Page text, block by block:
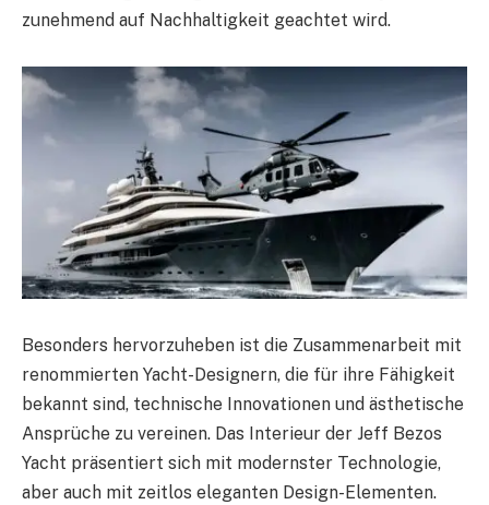
zunehmend auf Nachhaltigkeit geachtet wird.
Besonders hervorzuheben ist die Zusammenarbeit mit
renommierten Yacht-Designern, die für ihre Fähigkeit
bekannt sind, technische Innovationen und ästhetische
Ansprüche zu vereinen. Das Interieur der Jeff Bezos
Yacht präsentiert sich mit modernster Technologie,
aber auch mit zeitlos eleganten Design-Elementen.